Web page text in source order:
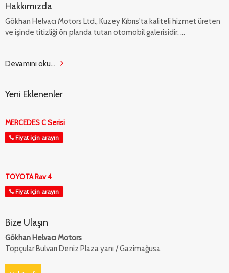
Hakkımızda
Gökhan Helvacı Motors Ltd., Kuzey Kıbrıs'ta kaliteli hizmet üreten
ve işinde titizliği ön planda tutan otomobil galerisidir. ...
Devamını oku...
Yeni Eklenenler
MERCEDES C Serisi
Fiyat için arayın
TOYOTA Rav 4
Fiyat için arayın
Bize Ulaşın
Gökhan Helvacı Motors
Topçular Bulvarı Deniz Plaza yanı / Gazimağusa